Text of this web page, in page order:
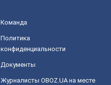
Команда
Политика
конфиденциальности
Документы
Журналисты OBOZ.UA на месте